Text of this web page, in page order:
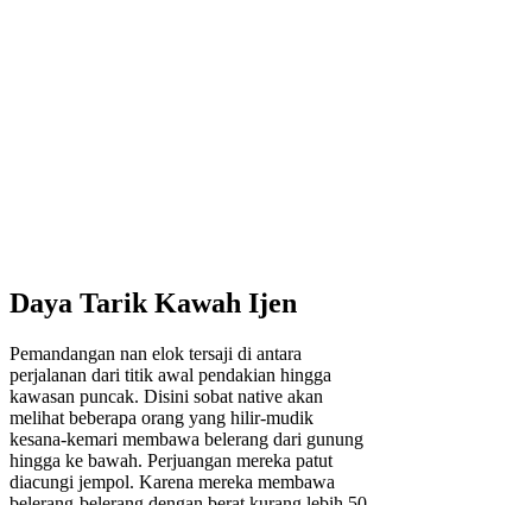
Daya Tarik Kawah Ijen
Pemandangan nan elok tersaji di antara
perjalanan dari titik awal pendakian hingga
kawasan puncak. Disini sobat native akan
melihat beberapa orang yang hilir-mudik
kesana-kemari membawa belerang dari gunung
hingga ke bawah. Perjuangan mereka patut
diacungi jempol. Karena mereka membawa